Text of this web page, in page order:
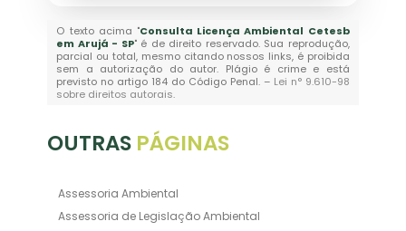
O texto acima "Consulta Licença Ambiental Cetesb
em Arujá - SP" é de direito reservado. Sua reprodução,
parcial ou total, mesmo citando nossos links, é proibida
sem a autorização do autor. Plágio é crime e está
previsto no artigo 184 do Código Penal. – Lei n° 9.610-98
sobre direitos autorais.
OUTRAS PÁGINAS
Assessoria Ambiental
Assessoria de Legislação Ambiental